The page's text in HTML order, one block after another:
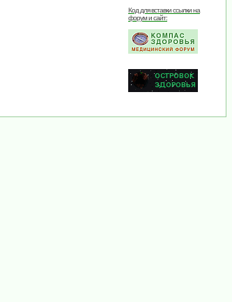
Код для вставки ссылки на
форум и сайт: